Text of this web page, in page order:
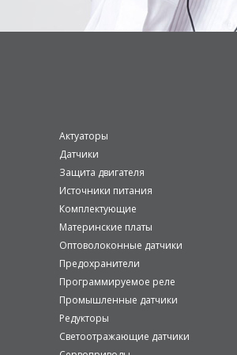
Актуаторы
Датчики
Защита двигателя
Источники питания
Комплектующие
Материнские платы
Оптоволоконные датчики
Предохранители
Программируемое реле
Промышленные датчики
Редукторы
Светоотражающие датчики